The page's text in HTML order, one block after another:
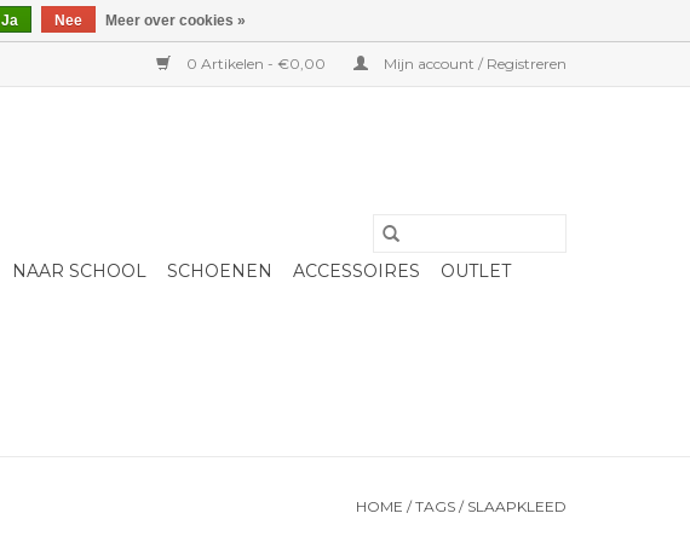
0 Artikelen - €0,00 Mijn account / Registreren
NAAR SCHOOL SCHOENEN ACCESSOIRES
OUTLET
HOME /TAGS / SLAAPKLEED
Ja Nee Meer over cookies »